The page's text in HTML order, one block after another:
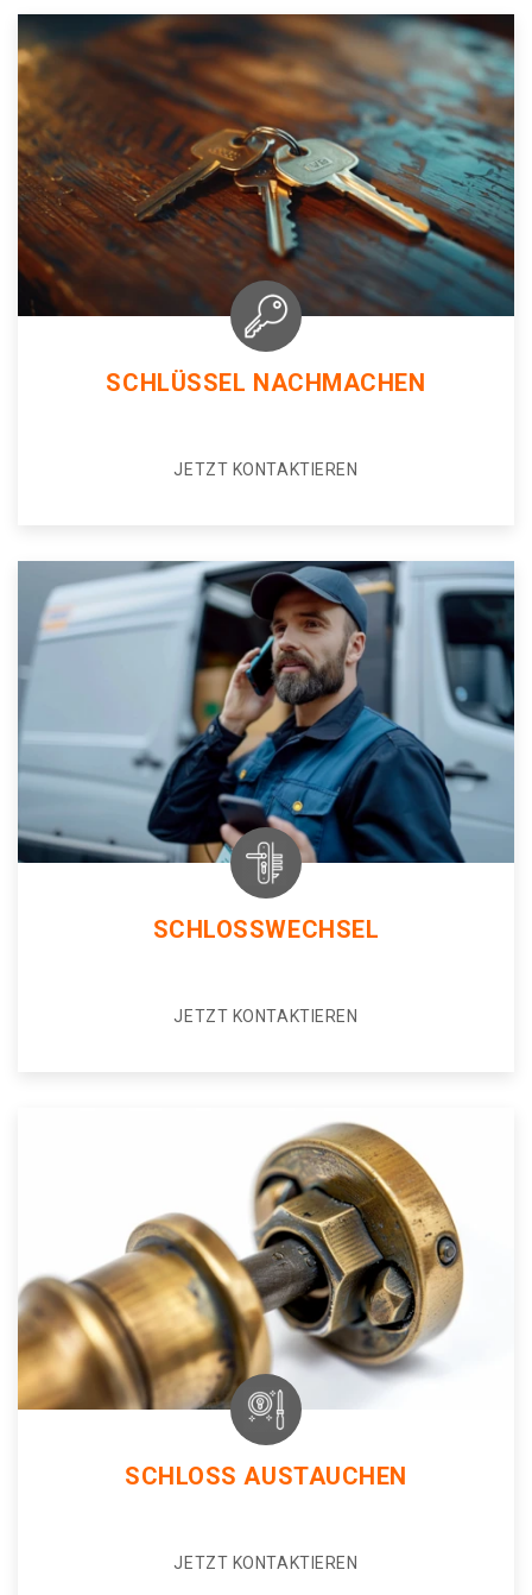
SCHLÜSSEL NACHMACHEN
JETZT KONTAKTIEREN
SCHLOSSWECHSEL
JETZT KONTAKTIEREN
SCHLOSS AUSTAUCHEN
JETZT KONTAKTIEREN